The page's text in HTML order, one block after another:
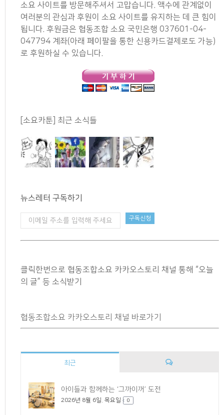
소요 사이트를 방문해주셔서 고맙습니다. 액수에 관계없이
여러분의 관심과 후원이 소요 사이트를 유지하는 데 큰 힘이
됩니다. 후원금은 협동조합 소요 국민은행 037601-04-
047794 계좌(아래 페이팔을 통한 신용카드결제로도 가능)
로 후원하실 수 있습니다.
[소요카툰] 최근 소식들
뉴스레터 구독하기
클릭한번으로 협동조합소요 카카오스토리 채널 통해 “오늘
의 글” 등 소식받기
협동조합소요 카카오스토리 채널 바로가기
최근
아이들과 함께하는 ‘그까이꺼’ 도전
2026년 8월 6일. 목요일 0